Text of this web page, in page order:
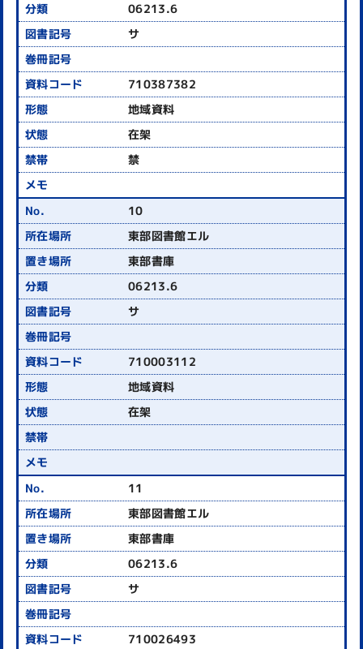
06213.6
サ
710387382
地域資料
在架
禁
10
東部図書館エル
東部書庫
06213.6
サ
710003112
地域資料
在架
11
東部図書館エル
東部書庫
06213.6
サ
710026493